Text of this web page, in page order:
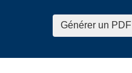
Générer un PDF